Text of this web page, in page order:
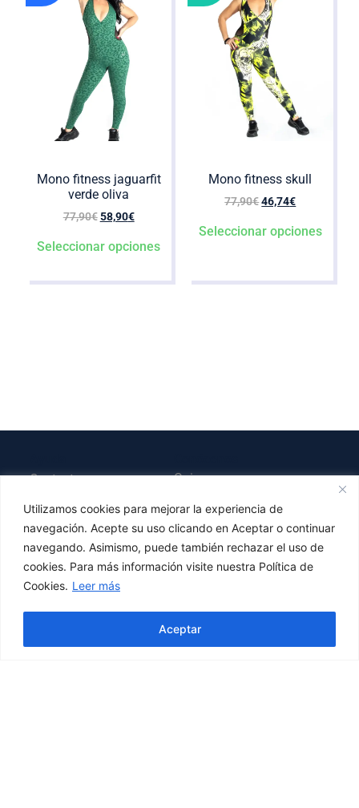
Utilizamos cookies para mejorar la experiencia de
navegación. Acepte su uso clicando en Aceptar o continuar
navegando. Asimismo, puede también rechazar el uso de
cookies. Para más información visite nuestra Política de
Cookies. Leer más
Aceptar
Mono fitness jaguarfit
verde oliva
77,90€ 58,90€
Seleccionar opciones
Mono fitness skull
77,90€46,74€
Seleccionar opciones
Contacto
Preguntas Frecuentes
Envíos y Devoluciones
Quienes somos
Blog
Legal
Hola! ¿En qué podemos ayudarte?